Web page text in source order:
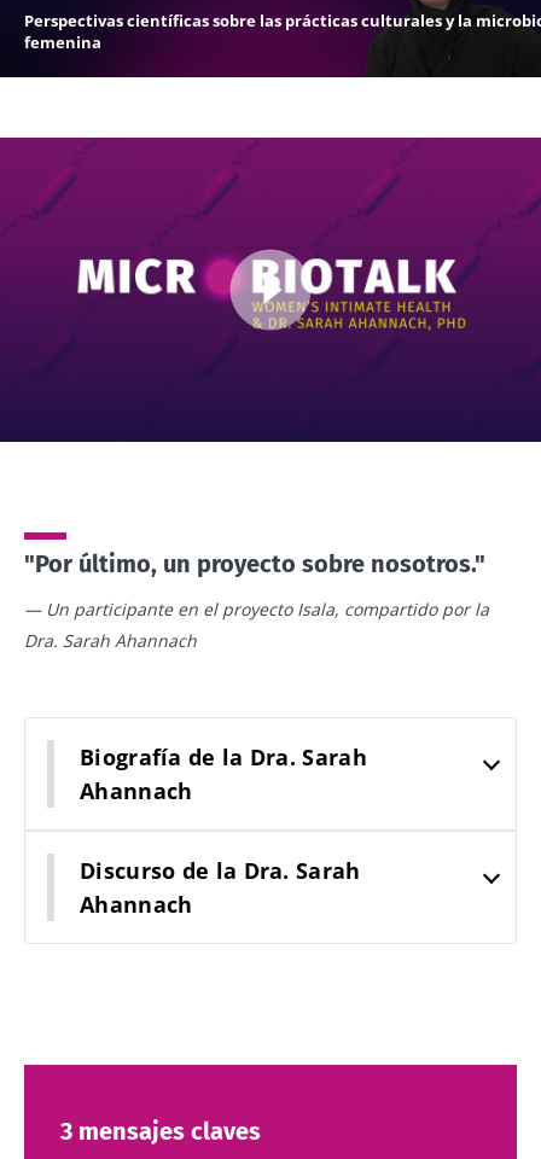
Perspectivas científicas sobre las prácticas culturales y la
femenina
"Por último, un proyecto sobre nosotros."
— Un participante en el proyecto Isala, compartido por la
Dra. Sarah Ahannach
Biografía de la Dra. Sarah
Ahannach
Discurso de la Dra. Sarah
Ahannach
3 mensajes claves